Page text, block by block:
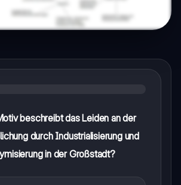
beschreibt das Leiden an der
durch Industrialisierung und
in der Großstadt?